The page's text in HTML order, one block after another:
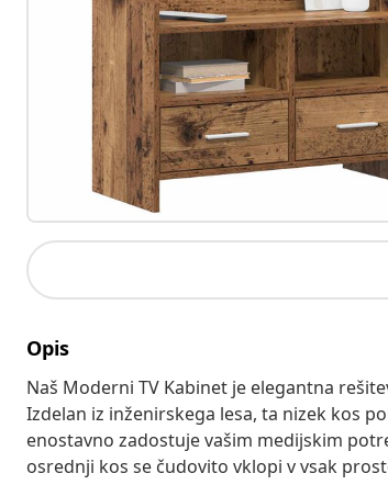
Opis
Naš Moderni TV Kabinet je elegantna
Izdelan iz inženirskega lesa, ta nizek kos
enostavno zadostuje vašim medijskim
osrednji kos se čudovito vklopi v vsak